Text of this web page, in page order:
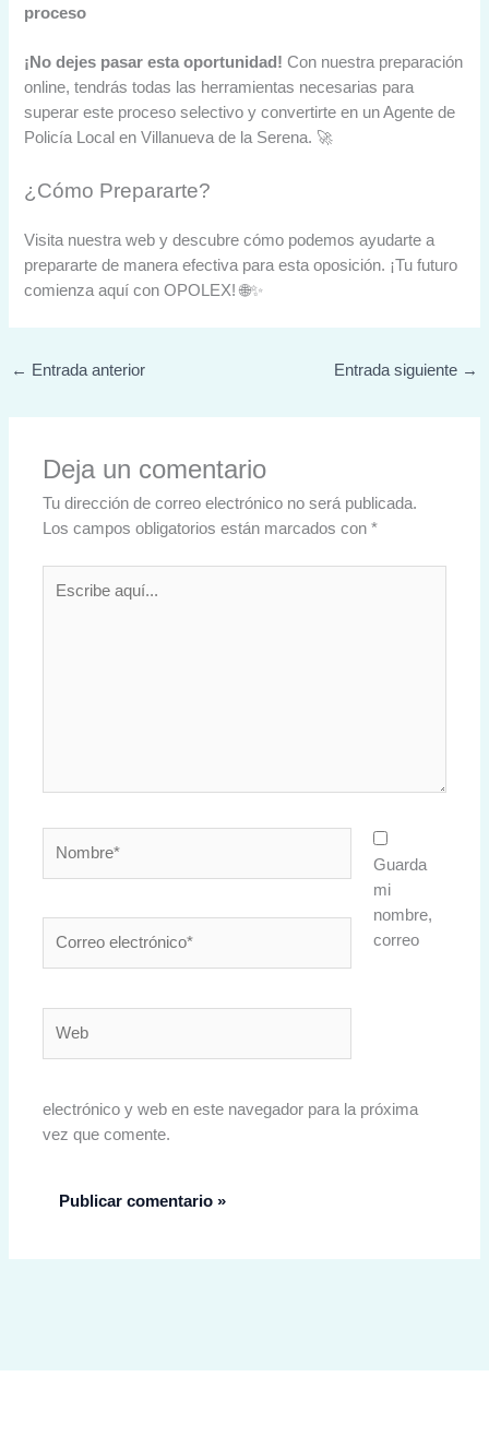
proceso
¡No dejes pasar esta oportunidad! Con nuestra preparación
online, tendrás todas las herramientas necesarias para
superar este proceso selectivo y convertirte en un Agente de
Policía Local en Villanueva de la Serena. 🚀
¿Cómo Prepararte?
Visita nuestra web y descubre cómo podemos ayudarte a
prepararte de manera efectiva para esta oposición. ¡Tu futuro
comienza aquí con OPOLEX! 🌐✨
← Entrada anterior Entrada siguiente →
Deja un comentario
Tu dirección de correo electrónico no será publicada.
Los campos obligatorios están marcados con*
aquí...
electrónico*
Guarda
mi
nombre,
correo
electrónico y web en este navegador para la próxima
vez que comente.